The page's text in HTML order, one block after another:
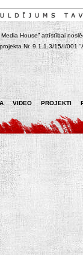
House” attīstībai
Nr. 9.1.1.3/15/I/001
VIDEO PROJEKTI